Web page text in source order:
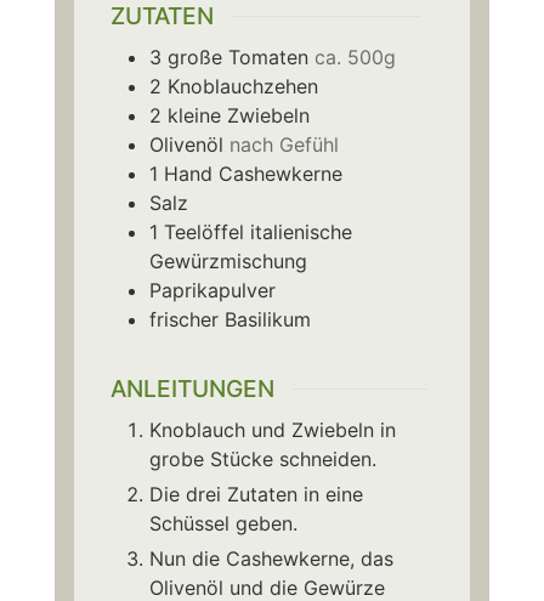
ZUTATEN
3 große Tomaten ca. 500g
2 Knoblauchzehen
2 kleine Zwiebeln
Olivenöl nach Gefühl
1 Hand Cashewkerne
Salz
1 Teelöffel italienische
Gewürzmischung
Paprikapulver
frischer Basilikum
ANLEITUNGEN
Knoblauch und Zwiebeln in
grobe Stücke schneiden.
Die drei Zutaten in eine
Schüssel geben.
Nun die Cashewkerne, das
Olivenöl und die Gewürze